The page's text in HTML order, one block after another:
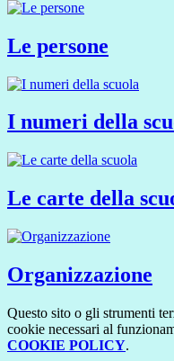
Le persone
I numeri della
Le carte della
Organizzazione
Questo sito o gli strumenti
cookie necessari al
COOKIE POLICY.